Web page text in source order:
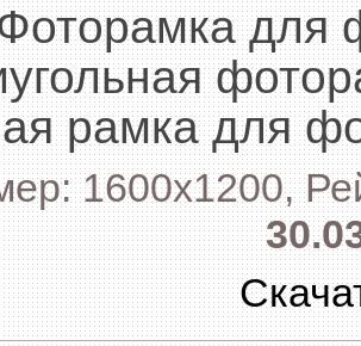
для
рамка для
1600x1200,